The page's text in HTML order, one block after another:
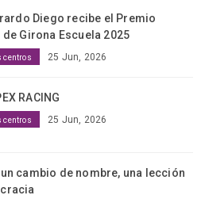
Diego recibe el Premio
de Girona Escuela 2025
centros 25 Jun, 2026
RACING
centros 25 Jun, 2026
cambio de nombre, una lección